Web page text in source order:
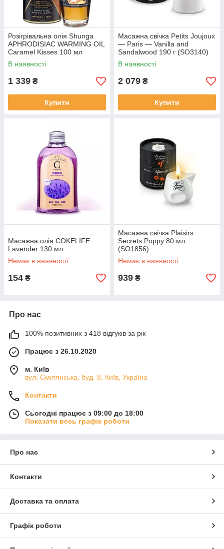
Розігрівальна олія Shunga
APHRODISIAC WARMING OIL
Caramel Kisses 100 мл
(SO2499)
В наявності
1 339 ₴
Купити
Масажна свічка Petits Joujoux
— Paris — Vanilla and
Sandalwood 190 г (SO3140)
В наявності
2 079 ₴
Купити
Масажна олія COKELIFE
Lavender 130 мл
Немає в наявності
154 ₴
Масажна свічка Plaisirs
Secrets Poppy 80 мл
(SO1856)
Немає в наявності
939 ₴
Про нас
100% позитивних з 418 відгуків за рік
Працює з 26.10.2020
м. Київ
вул. Смілянська, буд. 8, Київ, Україна
Контакти
Сьогодні працює з 09:00 до 18:00
Показати весь графік роботи
Про нас
Контакти
Доставка та оплата
Графік роботи